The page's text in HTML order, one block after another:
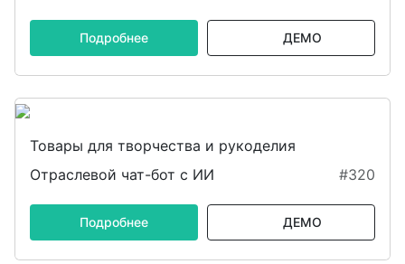
Подробнее ДЕМО
Товары для творчества и рукоделия
Отраслевой чат-бот с ИИ
#320
Подробнее ДЕМО